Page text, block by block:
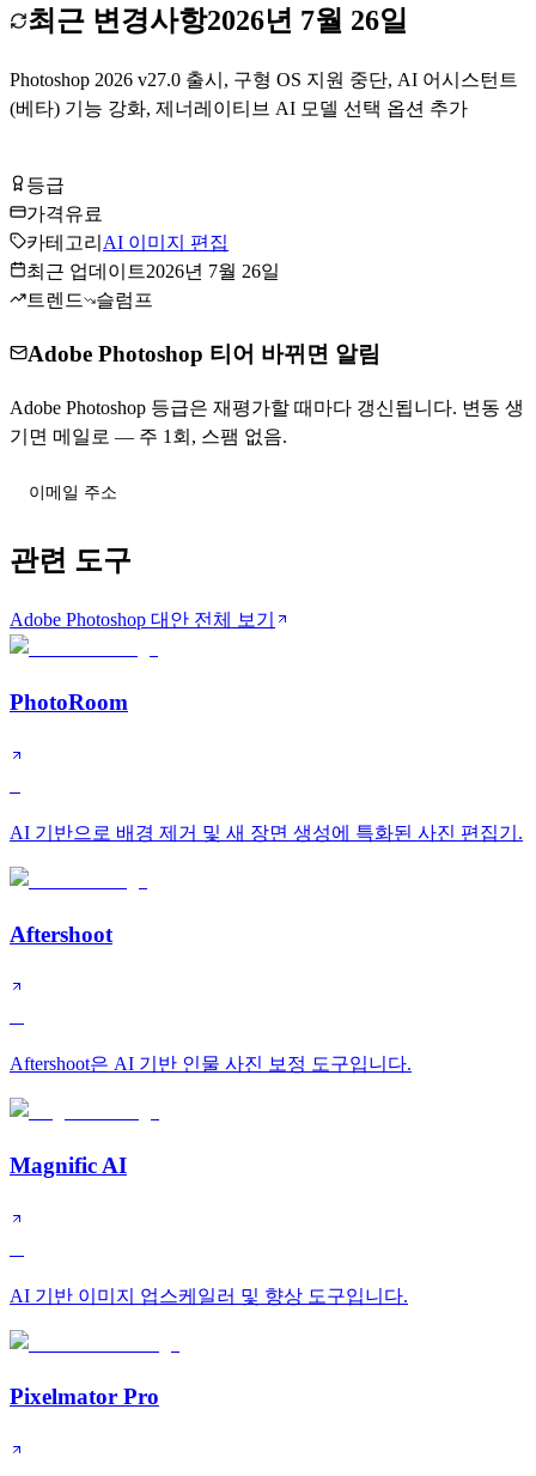
최근 변경사항2026년 7월 26일
Photoshop 2026 v27.0 출시, 구형 OS 지원 중단, AI 어시스턴트
(베타) 기능 강화, 제너레이티브 AI 모델 선택 옵션 추가
등급
가격유료
카테고리 AI 이미지 편집
최근 업데이트2026년 7월 26일
트렌드
슬럼프
Adobe Photoshop 티어 바뀌면 알림
Adobe Photoshop 등급은 재평가할 때마다 갱신됩니다. 변동 생
기면 메일로 — 주 1회, 스팸 없음.
관련 도구
Adobe Photoshop 대안 전체 보기
PhotoRoom
AI 기반으로 배경 제거 및 새 장면 생성에 특화된 사진 편집기.
Aftershoot
Aftershoot은 AI 기반 인물 사진 보정 도구입니다.
Magnific AI
AI 기반 이미지 업스케일러 및 향상 도구입니다.
Pixelmator Pro